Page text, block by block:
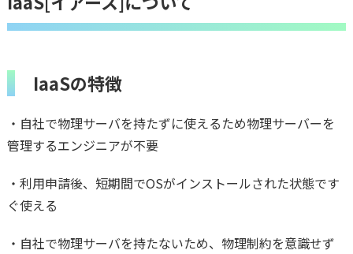
IaaSの特徴
・自社で物理サーバを持たずに使えるため物理サーバーを
管理するエンジニアが不要
・利用申請後、短期間でOSがインストールされた状態です
ぐ使える
・自社で物理サーバを持たないため、物理制約を意識せず